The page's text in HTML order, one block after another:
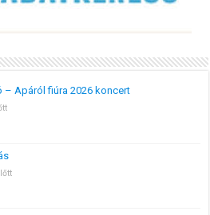
– Apáról fiúra 2026 koncert